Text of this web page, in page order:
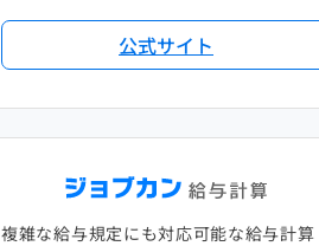
公式サイト
複雑な給与規定にも対応可能な給与計算